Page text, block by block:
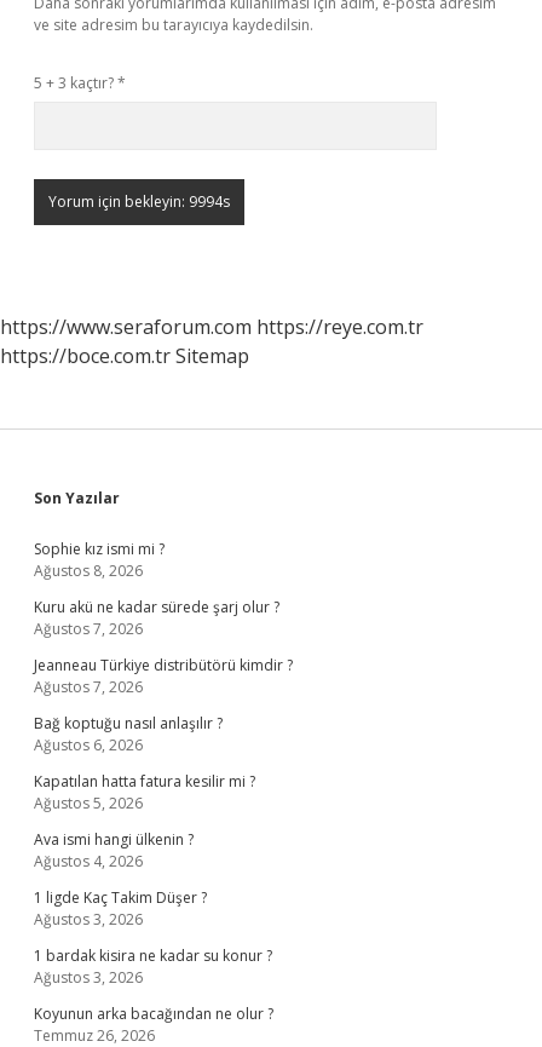
ve site adresim bu tarayıcıya kaydedilsin.
5 + 3 kaçtır?*
https://www.seraforum.com https://reye.com.tr
https://boce.com.trSitemap
Sidebar
Son Yazılar
Sophie kız ismi mi ?
Ağustos 8, 2026
Kuru akü ne kadar sürede şarj olur ?
Ağustos 7, 2026
Jeanneau Türkiye distribütörü kimdir ?
Ağustos 7, 2026
Bağ koptuğu nasıl anlaşılır ?
Ağustos 6, 2026
Kapatılan hatta fatura kesilir mi ?
Ağustos 5, 2026
Ava ismi hangi ülkenin ?
Ağustos 4, 2026
1 ligde Kaç Takim Düşer ?
Ağustos 3, 2026
1 bardak kisira ne kadar su konur ?
Ağustos 3, 2026
Koyunun arka bacağından ne olur ?
Temmuz 26, 2026